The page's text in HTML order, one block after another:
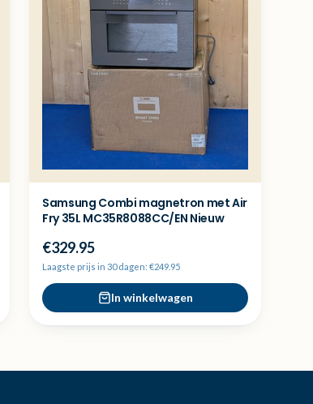
Samsung Combi magnetron met Air
Fry 35L MC35R8088CC/EN Nieuw
€329.95
Laagste prijs in 30 dagen: €249.95
In winkelwagen